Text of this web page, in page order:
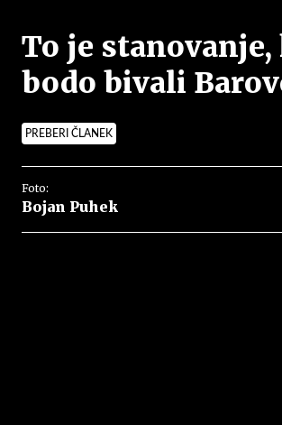
To je
bodo bivali
PREBERI ČLANEK
Foto:
Bojan Puhek